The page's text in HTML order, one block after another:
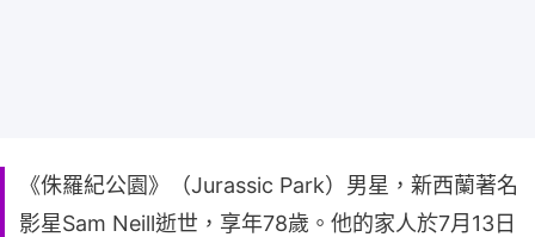
《侏羅紀公園》（Jurassic Park）男星，新西蘭著名
影星Sam Neill逝世，享年78歲。他的家人於7月13日